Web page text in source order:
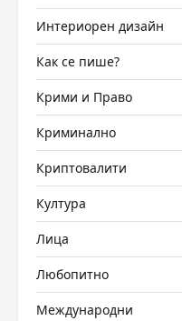
Интериорен дизайн
Как се пише?
Крими и Право
Криминално
Криптовалити
Култура
Лица
Любопитно
Международни